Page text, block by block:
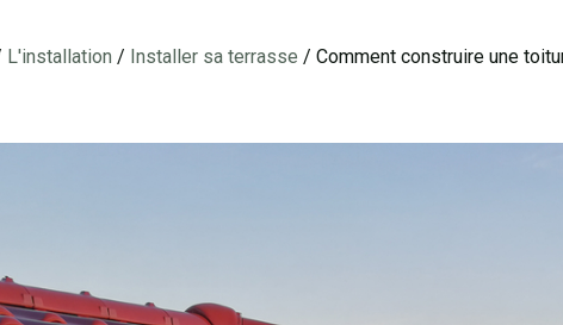
L'installation / Installer sa terrasse / Comment construire une